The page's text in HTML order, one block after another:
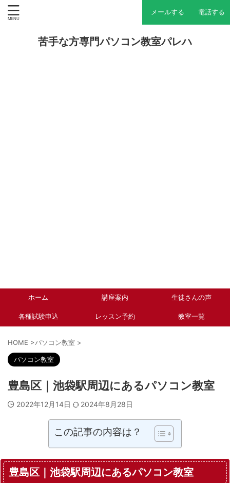
メールする 電話する
苦手な方専門パソコン教室パレハ
ホーム 講座案内 生徒さんの声
各種試験申込 レッスン予約 教室一覧
HOME >パソコン教室 >
パソコン教室
豊島区｜池袋駅周辺にあるパソコン教室
2022年12月14日 2024年8月28日
この記事の内容は？
豊島区｜池袋駅周辺にあるパソコン教室